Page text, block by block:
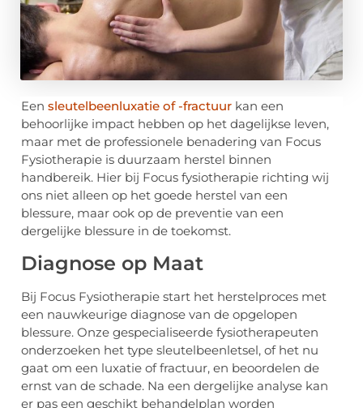
Een sleutelbeenluxatie of -fractuur kan een
behoorlijke impact hebben op het dagelijkse leven,
maar met de professionele benadering van Focus
Fysiotherapie is duurzaam herstel binnen
handbereik. Hier bij Focus fysiotherapie richting wij
ons niet alleen op het goede herstel van een
blessure, maar ook op de preventie van een
dergelijke blessure in de toekomst.
Diagnose op Maat
Bij Focus Fysiotherapie start het herstelproces met
een nauwkeurige diagnose van de opgelopen
blessure. Onze gespecialiseerde fysiotherapeuten
onderzoeken het type sleutelbeenletsel, of het nu
gaat om een luxatie of fractuur, en beoordelen de
ernst van de schade. Na een dergelijke analyse kan
er pas een geschikt behandelplan worden